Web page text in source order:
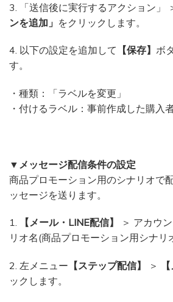
3. 「送信後に実行するアクション」
ンを追加」 をクリックします。
4. 以下の設定を追加して 【保存】 ボ
す。
・種類：「ラベルを変更」
・付けるラベル：事前作成した購入
▼メッセージ配信条件の設定
商品プロモーション用のシナリオで
ッセージを送ります。
1. 【メール・LINE配信】
＞ アカウ
リオ名(商品プロモーション用シナリ
2. 左メニュー 【ステップ配信】 ＞
ックします。